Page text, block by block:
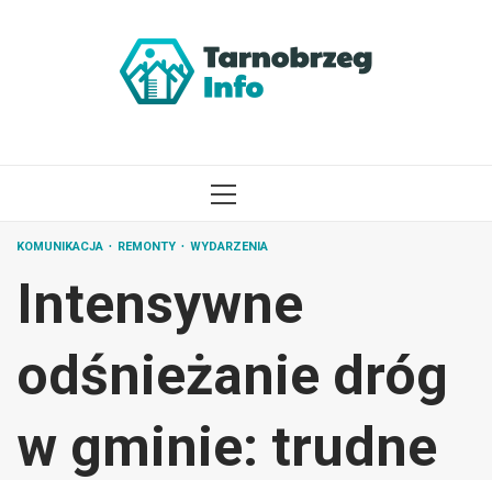
MENU
KOMUNIKACJA REMONTY WYDARZENIA
Intensywne
odśnieżanie dróg
w gminie: trudne